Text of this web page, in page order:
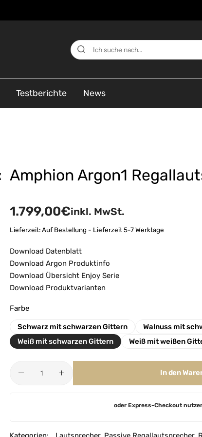
Testberichte News
Amphion Argon1
1.799,00€inkl. MwSt.
Lieferzeit:Auf Bestellung - Lieferzeit 5-7 Werktage
Download Datenblatt
Download Argon Produktinfo
Download Übersicht Enjoy Serie
Download Produktvarianten
Farbe
Schwarz mit schwarzen Gittern
Walnuss mit
Weiß mit schwarzen Gittern
Weiß mit weißen
In den
e
oder Express-Checkout